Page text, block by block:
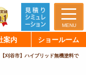
MENU
案内 ショールーム
【刈谷市】ハイブリッド無機塗料で